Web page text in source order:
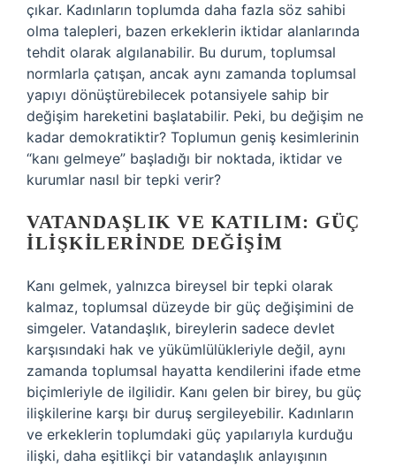
çıkar. Kadınların toplumda daha fazla söz sahibi
olma talepleri, bazen erkeklerin iktidar alanlarında
tehdit olarak algılanabilir. Bu durum, toplumsal
normlarla çatışan, ancak aynı zamanda toplumsal
yapıyı dönüştürebilecek potansiyele sahip bir
değişim hareketini başlatabilir. Peki, bu değişim ne
kadar demokratiktir? Toplumun geniş kesimlerinin
“kanı gelmeye” başladığı bir noktada, iktidar ve
kurumlar nasıl bir tepki verir?
VATANDAŞLIK VE KATILIM: GÜÇ
İLIŞKILERINDE DEĞIŞIM
Kanı gelmek, yalnızca bireysel bir tepki olarak
kalmaz, toplumsal düzeyde bir güç değişimini de
simgeler. Vatandaşlık, bireylerin sadece devlet
karşısındaki hak ve yükümlülükleriyle değil, aynı
zamanda toplumsal hayatta kendilerini ifade etme
biçimleriyle de ilgilidir. Kanı gelen bir birey, bu güç
ilişkilerine karşı bir duruş sergileyebilir. Kadınların
ve erkeklerin toplumdaki güç yapılarıyla kurduğu
ilişki, daha eşitlikçi bir vatandaşlık anlayışının